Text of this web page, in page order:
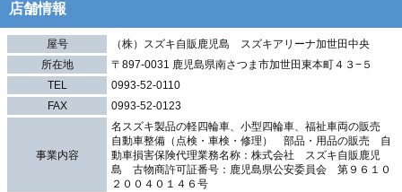
店舗情報
屋号
（株）スズキ自販鹿児島 スズキアリーナ加世田中央
所在地
〒897-0031 鹿児島県南さつま市加世田東本町４３−５
TEL
0993-52-0110
FAX
0993-52-0123
事業内容
名スズキ製品の軽四輪車、小型四輪車、福祉車両の販売
自動車整備（点検・車検・修理） 部品・用品の販売 自
動車損害保険代理業務名称：株式会社 スズキ自販鹿児
島 古物商許可証番号：鹿児島県公安委員会 第９６１０
２００４０１４６号